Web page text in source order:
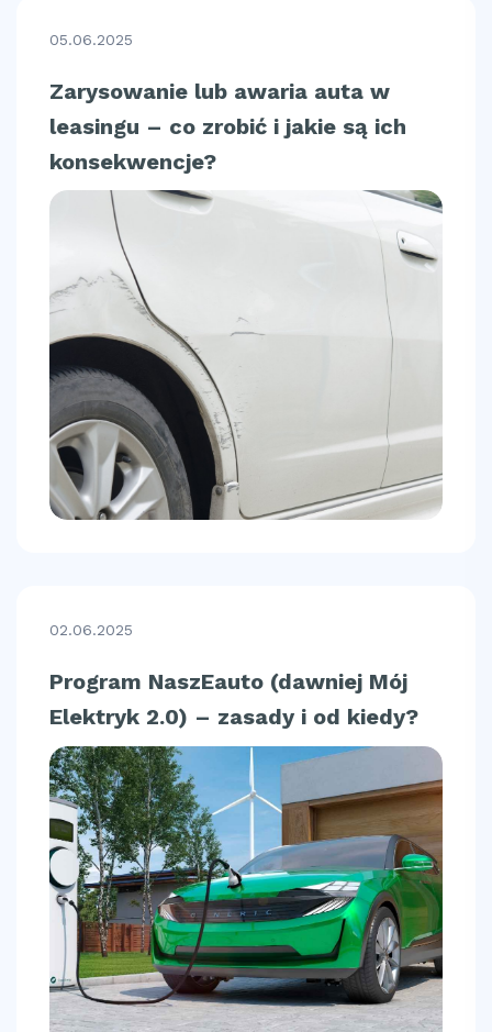
05.06.2025
Zarysowanie lub awaria auta w
leasingu – co zrobić i jakie są ich
konsekwencje?
02.06.2025
Program NaszEauto (dawniej Mój
Elektryk 2.0) – zasady i od kiedy?